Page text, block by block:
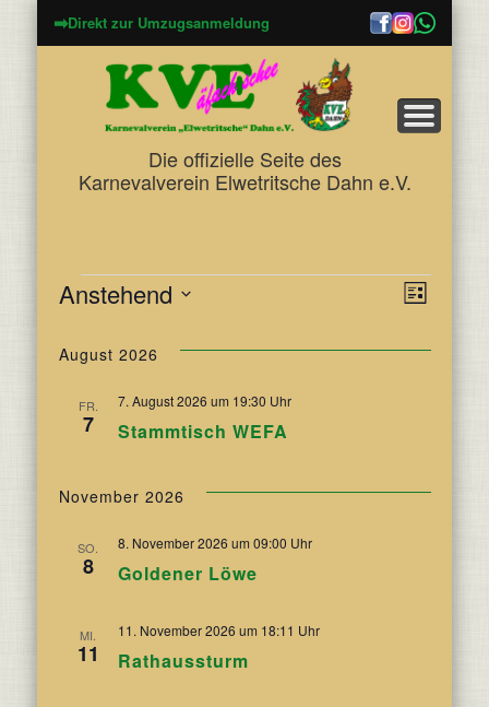
➡Direkt zur Umzugsanmeldung
Die offizielle Seite des
Karnevalverein Elwetritsche Dahn e.V.
Veranstaltungen Liste
Anstehend
wählen.
August 2026
FR.
7 Stammtisch WEFA
7. August 2026 um 19:30 Uhr
November 2026
SO.
8 Goldener Löwe
8. November 2026 um 09:00 Uhr
MI.
11 Rathaussturm
11. November 2026 um 18:11 Uhr